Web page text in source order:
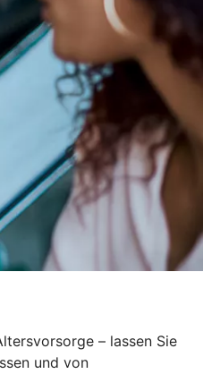
– lassen Sie
und von